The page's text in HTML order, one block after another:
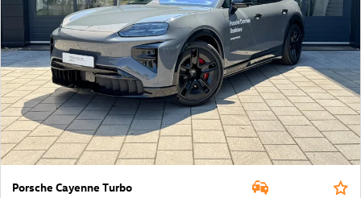
Porsche Cayenne Turbo